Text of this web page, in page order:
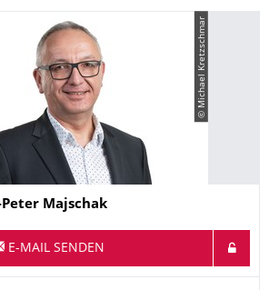
© Michael Kretzschmar
Peter Majschak
E-MAIL SENDEN